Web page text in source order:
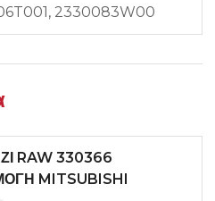
2330083W00
RAW 330366
MITSUBISHI